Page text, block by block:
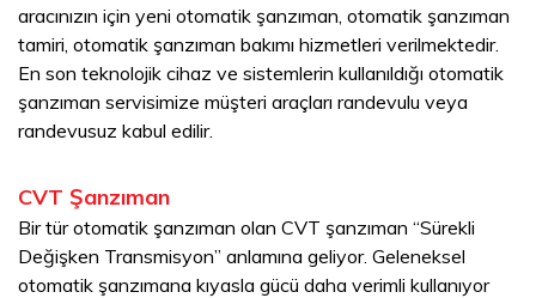
aracınızın için yeni otomatik şanzıman, otomatik şanzıman
tamiri, otomatik şanzıman bakımı hizmetleri verilmektedir.
En son teknolojik cihaz ve sistemlerin kullanıldığı otomatik
şanzıman servisimize müşteri araçları randevulu veya
randevusuz kabul edilir.
CVT Şanzıman
Bir tür otomatik şanzıman olan CVT şanzıman “Sürekli
Değişken Transmisyon” anlamına geliyor. Geleneksel
otomatik şanzımana kıyasla gücü daha verimli kullanıyor